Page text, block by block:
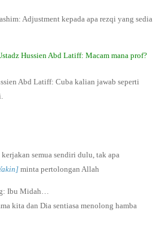
Adjustment kepada apa rezqi yang sedia
Hussien Abd Latiff: Macam mana prof?
Abd Latiff: Cuba kalian jawab seperti
semua sendiri dulu, tak apa
minta pertolongan Allah
Ibu Midah…
kita dan Dia sentiasa menolong hamba